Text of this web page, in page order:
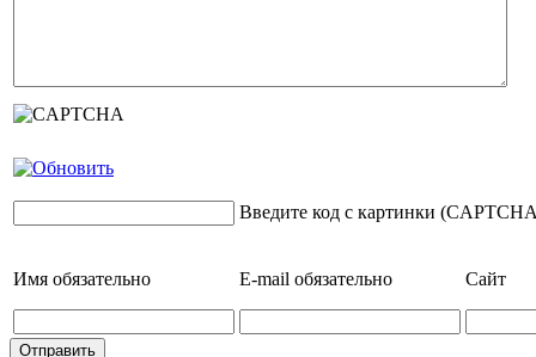
Введите код с картинки
Имя обязательно E-mail обязательно Сайт